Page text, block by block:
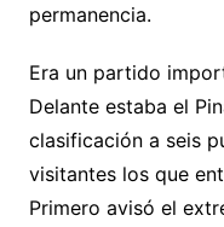
permanencia.
Era un partido
Delante estaba el
clasificación a seis
visitantes los que
Primero avisó el